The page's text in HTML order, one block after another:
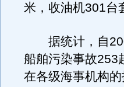
米，收油机301台
据统计，自
船舶污染事故253
在各级海事机构